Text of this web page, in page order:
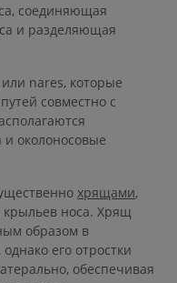
соединяющая
и разделяющая
nares, которые
совместно с
и околоносовые
хрящами,
носа. Хрящ
образом в
его отростки
обеспечивая